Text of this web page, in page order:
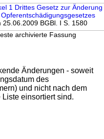
1 Drittes Gesetz zur Änderung
25.06.2009 BGBl. I S. 1580
archivierte Fassung
Änderungen - soweit
des
und nicht nach dem
einsortiert sind.